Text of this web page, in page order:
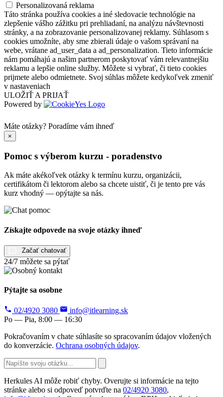
Personalizovaná reklama
Táto stránka používa cookies a iné sledovacie technológie na
zlepšenie vášho zážitku pri prehliadaní, na analýzu návštevnosti
stránky, a na zobrazovanie personalizovanej reklamy. Súhlasom s
cookies umožníte, aby sme zbierali údaje o vašom správaní na
webe, vrátane ad_user_data a ad_personalization. Tieto informácie
nám pomáhajú a našim partnerom poskytovať vám relevantnejšiu
reklamu a lepšie online služby. Môžete si vybrať, či tieto cookies
prijmete alebo odmietnete. Svoj súhlas môžete kedykoľvek zmeniť
v nastaveniach
ULOŽIŤ A PRIJAŤ
Powered by
Máte otázky? Poradíme vám ihneď
×
Pomoc s výberom kurzu - poradenstvo
Ak máte akékoľvek otázky k termínu kurzu, organizácii,
certifikátom či lektorom alebo sa chcete uistiť, či je tento pre vás
kurz vhodný — opýtajte sa nás.
Získajte odpovede na svoje otázky ihneď
Začať chatovať
24/7 môžete sa pýtať
Pýtajte sa osobne
02/4920 3080
info@itlearning.sk
Po — Pia, 8:00 — 16:30
Pokračovaním v chate súhlasíte so spracovaním údajov vložených
do konverzácie. Ochrana osobných údajov.
Herkules AI môže robiť chyby. Overujte si informácie na tejto
stránke alebo si odpoveď potvrďte na 02/4920 3080,